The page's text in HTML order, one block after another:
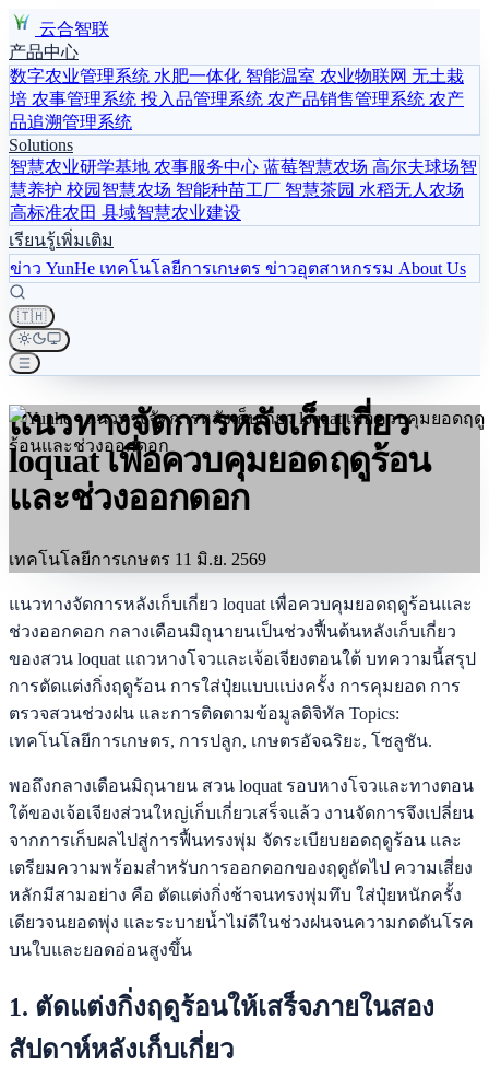
云合智联
产品中心
数字农业管理系统 水肥一体化 智能温室 农业物联网 无土栽
培 农事管理系统 投入品管理系统 农产品销售管理系统 农产
品追溯管理系统
Solutions
智慧农业研学基地 农事服务中心 蓝莓智慧农场 高尔夫球场智
慧养护 校园智慧农场 智能种苗工厂 智慧茶园 水稻无人农场
高标准农田 县域智慧农业建设
เรียนรู้เพิ่มเติม
ข่าว YunHe เทคโนโลยีการเกษตร ข่าวอุตสาหกรรม About Us
🇹🇭
แนวทางจัดการหลังเก็บเกี่ยว
loquat เพื่อควบคุมยอดฤดูร้อน
และช่วงออกดอก
เทคโนโลยีการเกษตร 11 มิ.ย. 2569
แนวทางจัดการหลังเก็บเกี่ยว loquat เพื่อควบคุมยอดฤดูร้อนและ
ช่วงออกดอก กลางเดือนมิถุนายนเป็นช่วงฟื้นต้นหลังเก็บเกี่ยว
ของสวน loquat แถวหางโจวและเจ้อเจียงตอนใต้ บทความนี้สรุป
การตัดแต่งกิ่งฤดูร้อน การใส่ปุ๋ยแบบแบ่งครั้ง การคุมยอด การ
ตรวจสวนช่วงฝน และการติดตามข้อมูลดิจิทัล Topics:
เทคโนโลยีการเกษตร, การปลูก, เกษตรอัจฉริยะ, โซลูชัน.
พอถึงกลางเดือนมิถุนายน สวน loquat รอบหางโจวและทางตอน
ใต้ของเจ้อเจียงส่วนใหญ่เก็บเกี่ยวเสร็จแล้ว งานจัดการจึงเปลี่ยน
จากการเก็บผลไปสู่การฟื้นทรงพุ่ม จัดระเบียบยอดฤดูร้อน และ
เตรียมความพร้อมสำหรับการออกดอกของฤดูถัดไป ความเสี่ยง
หลักมีสามอย่าง คือ ตัดแต่งกิ่งช้าจนทรงพุ่มทึบ ใส่ปุ๋ยหนักครั้ง
เดียวจนยอดพุ่ง และระบายน้ำไม่ดีในช่วงฝนจนความกดดันโรค
บนใบและยอดอ่อนสูงขึ้น
1. ตัดแต่งกิ่งฤดูร้อนให้เสร็จภายในสอง
สัปดาห์หลังเก็บเกี่ยว